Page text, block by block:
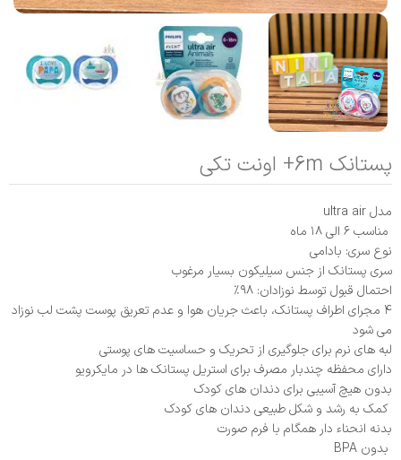
پستانک 6m+ اونت تکی
مدل ultra air
مناسب ۶ الی ۱۸ ماه
نوع سری: بادامی
سری پستانک از جنس سیلیکون بسیار مرغوب
احتمال قبول توسط نوزادان: ۹۸٪
۴ مجرای اطراف پستانک، باعث جریان هوا و عدم تعریق پوست پشت لب نوزاد
می شود
لبه های نرم برای جلوگیری از تحریک و حساسیت های پوستی
دارای محفظه چندبار مصرف برای استریل پستانک ها در مایکرویو
بدون هیچ آسیبی برای دندان های کودک
کمک به رشد و شکل طبیعی دندان های کودک
بدنه انحناء دار همگام با فرم صورت
بدون BPA